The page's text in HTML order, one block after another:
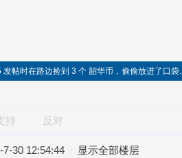
发帖时在路边捡到 3 个 韶华币，偷偷放进了口袋.
持 反对
7-30 12:54:44 显示全部楼层